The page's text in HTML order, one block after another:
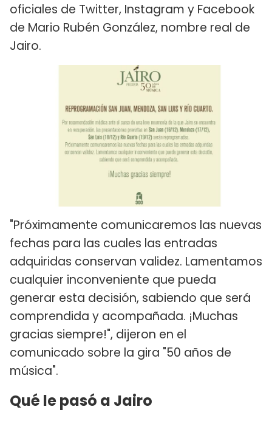
oficiales de Twitter, Instagram y Facebook
de Mario Rubén González, nombre real de
Jairo.
"Próximamente comunicaremos las nuevas
fechas para las cuales las entradas
adquiridas conservan validez. Lamentamos
cualquier inconveniente que pueda
generar esta decisión, sabiendo que será
comprendida y acompañada. ¡Muchas
gracias siempre!", dijeron en el
comunicado sobre la gira "50 años de
música".
Qué le pasó a Jairo